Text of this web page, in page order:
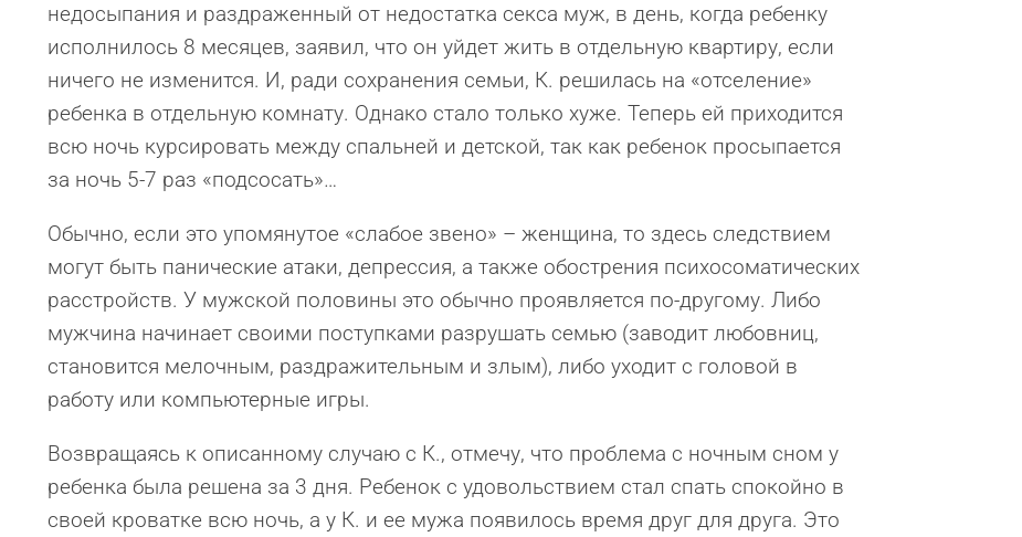
недосыпания и раздраженный от недостатка секса муж, в день, когда ребенку
исполнилось 8 месяцев, заявил, что он уйдет жить в отдельную квартиру, если
ничего не изменится. И, ради сохранения семьи, К. решилась на «отселение»
ребенка в отдельную комнату. Однако стало только хуже. Теперь ей приходится
всю ночь курсировать между спальней и детской, так как ребенок просыпается
за ночь 5-7 раз «подсосать»…
Обычно, если это упомянутое «слабое звено» – женщина, то здесь следствием
могут быть панические атаки, депрессия, а также обострения психосоматических
расстройств. У мужской половины это обычно проявляется по-другому. Либо
мужчина начинает своими поступками разрушать семью (заводит любовниц,
становится мелочным, раздражительным и злым), либо уходит с головой в
работу или компьютерные игры.
Возвращаясь к описанному случаю с К., отмечу, что проблема с ночным сном у
ребенка была решена за 3 дня. Ребенок с удовольствием стал спать спокойно в
своей кроватке всю ночь, а у К. и ее мужа появилось время друг для друга. Это